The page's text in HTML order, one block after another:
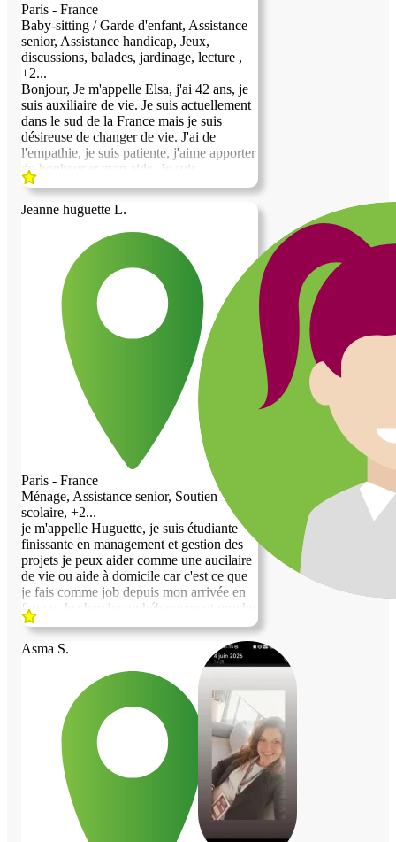
Paris - France
Baby-sitting / Garde d'enfant, Assistance
senior, Assistance handicap, Jeux,
discussions, balades, jardinage, lecture ,
+2...
Bonjour, Je m'appelle Elsa, j'ai 42 ans, je
suis auxiliaire de vie. Je suis actuellement
dans le sud de la France mais je suis
désireuse de changer de vie. J'ai de
l'empathie, je suis patiente, j'aime apporter
du bonheur et mon aide. Je suis
polyvalente, j'aime les animaux, je suis
sujet. J'apprécie travailler auprès de
personnes âgées car elles ont du vécu et
du savoir. Je suis systématiquement
apprécié car je suis souriante et volontaire.
J'ai de bonnes manières et du respect. Je
suis également pédagogue et bienveillante.
J'espère avoir le privilège d'être choisie
pour vivre à vos côtés. Au plaisir de faire
votre connaissance.
Jeanne huguette L.
Paris - France
Ménage, Assistance senior, Soutien
scolaire, +2...
je m'appelle Huguette, je suis étudiante
finissante en management et gestion des
projets je peux aider comme une aucilaire
de vie ou aide à domicile car c'est ce que
je fais comme job depuis mon arrivée en
france, Je cherche un hébergement proche
de paris ou aux alentours à partir du 10
respectueuse et laborieuse.
Asma S.